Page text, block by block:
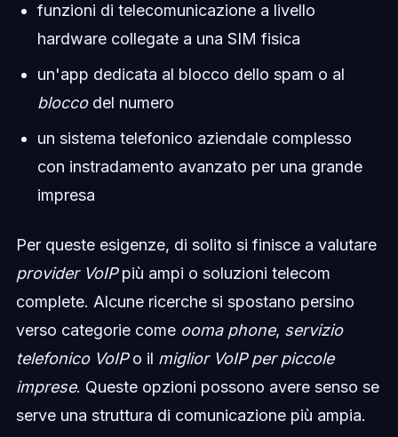
funzioni di telecomunicazione a livello
hardware collegate a una SIM fisica
un'app dedicata al blocco dello spam o al
bloccodel numero
un sistema telefonico aziendale complesso
con instradamento avanzato per una grande
impresa
Per queste esigenze, di solito si finisce a valutare
provider VoIPpiù ampi o soluzioni telecom
complete. Alcune ricerche si spostano persino
verso categorie come ooma phone, servizio
telefonico VoIPo il miglior VoIP per piccole
imprese. Queste opzioni possono avere senso se
serve una struttura di comunicazione più ampia.